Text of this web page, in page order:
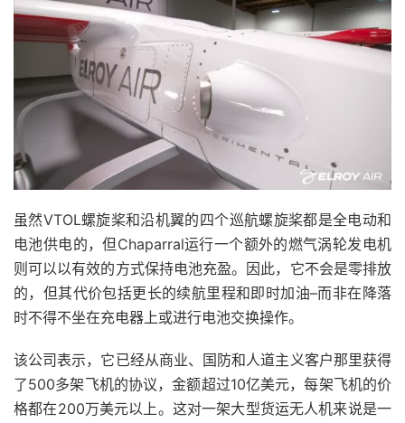
虽然VTOL螺旋桨和沿机翼的四个巡航螺旋桨都是全电动和
电池供电的，但Chaparral运行一个额外的燃气涡轮发电机
则可以以有效的方式保持电池充盈。因此，它不会是零排放
的，但其代价包括更长的续航里程和即时加油–而非在降落
时不得不坐在充电器上或进行电池交换操作。
该公司表示，它已经从商业、国防和人道主义客户那里获得
了500多架飞机的协议，金额超过10亿美元，每架飞机的价
格都在200万美元以上。这对一架大型货运无人机来说是一